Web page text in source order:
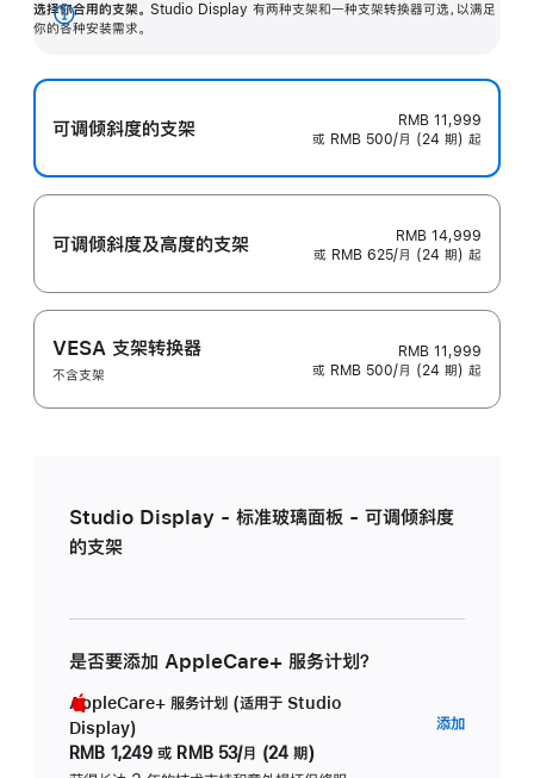
选择你合用的支架。 Studio Display 有两种支架和一种支架转换器可选，以满足
你的各种安装需求。
展
可调倾斜度的支架
RMB 11,999
或 RMB 500/月 (24 期) 起
可调倾斜度及高‍度的支‍架
RMB 14,999
或 RMB 625/月 (24 期) 起
VESA 支架转换器
不含支架
RMB 11,999
或 RMB 500/月 (24 期) 起
Studio Display - 标准玻璃面板 - 可调倾斜度
的支架
是否要添加 AppleCare+ 服务计划？
AppleCare+ 服务计划 (适用于 Studio
Display)
RMB 1,249 或 RMB 53/月 (24 期)
添加